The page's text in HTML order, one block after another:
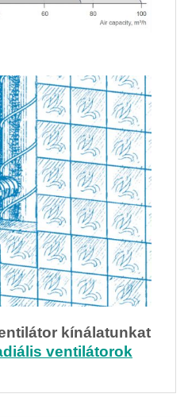
kínálatunkat
ventilátorok